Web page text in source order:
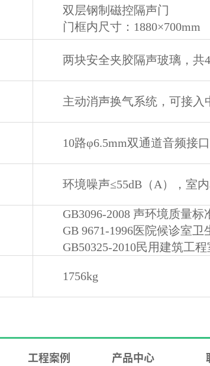
双层钢制磁控隔声门
门框内尺寸：1880×700mm
两块安全夹胶隔声玻璃，共
主动消声换气系统，可接入
10路φ6.5mm双通道音频接口
环境噪声≤55dB（A），室
GB3096-2008 声环境质量标
GB 9671-1996医院候诊室卫
GB50325-2010民用建筑工
1756kg
工程案例 产品中心